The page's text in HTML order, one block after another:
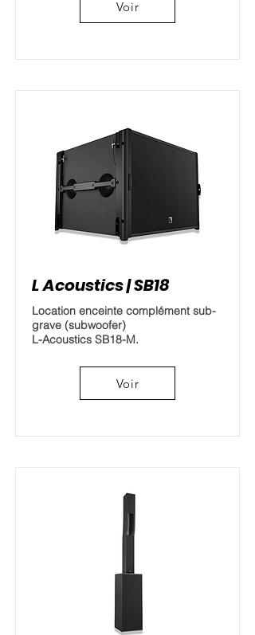
Voir
L Acoustics | SB18
Location enceinte complément sub-
grave (subwoofer)
L-Acoustics SB18-M.
Voir